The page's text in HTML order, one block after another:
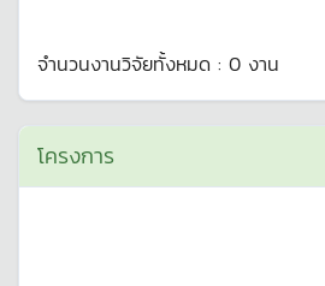
จำนวนงานวิจัยทั้งหมด : 0 งาน
โครงการ